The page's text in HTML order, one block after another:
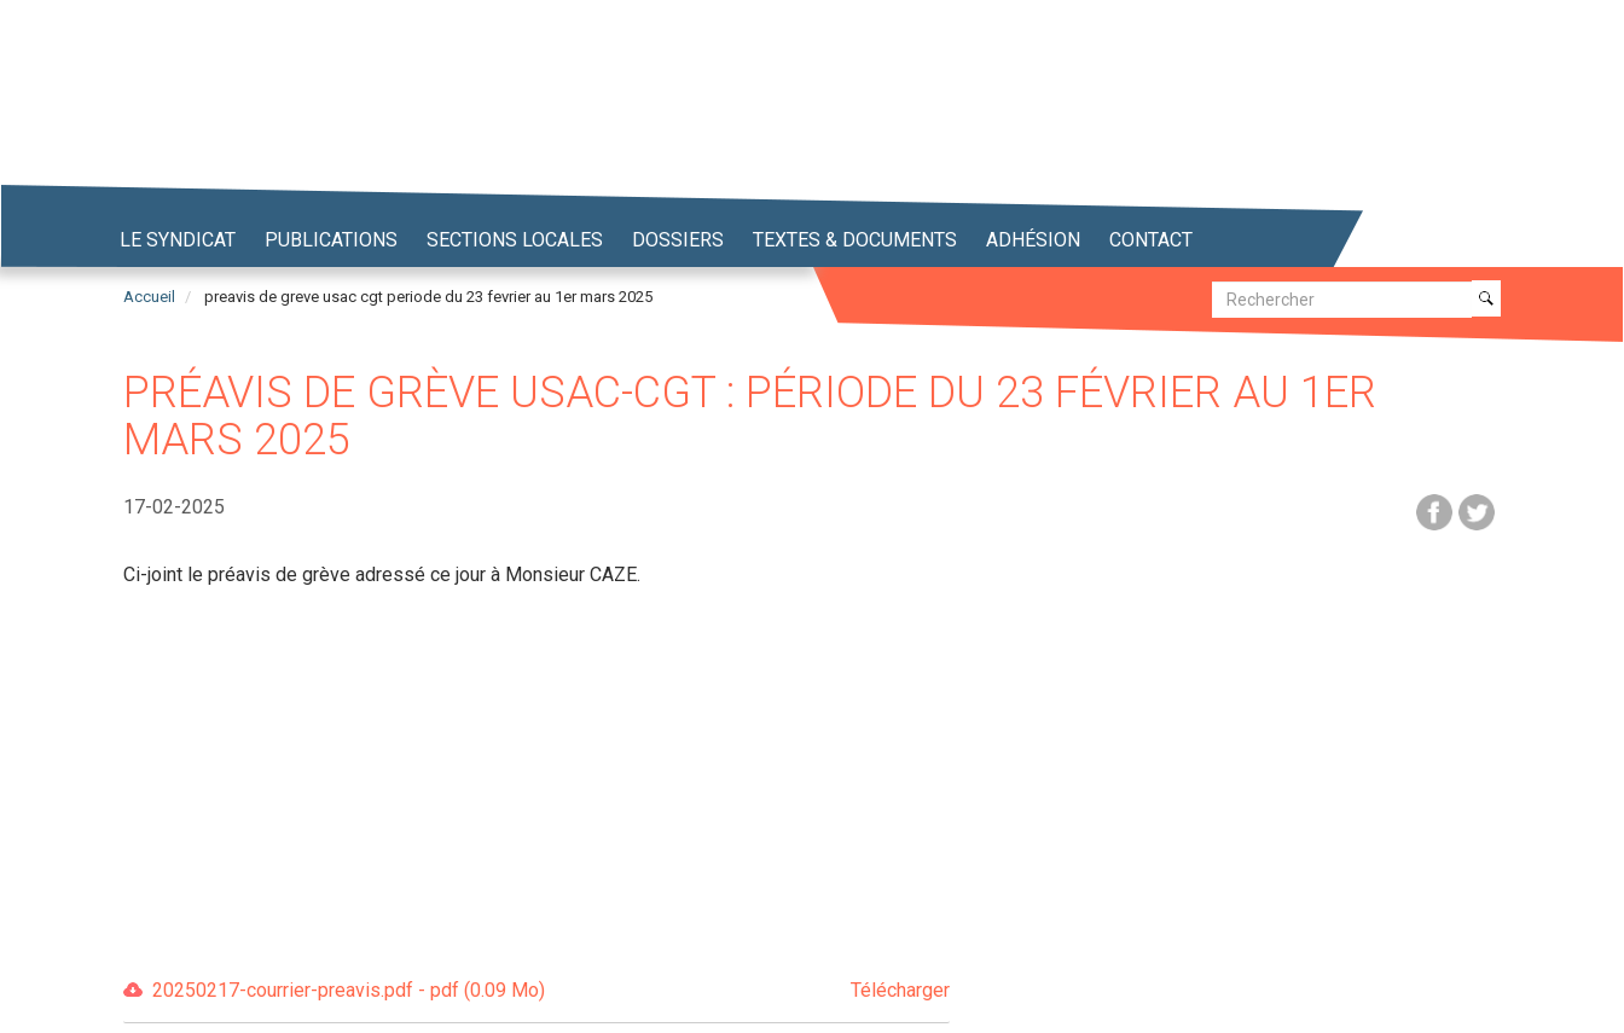
LE SYNDICAT PUBLICATIONS SECTIONS LOCALES DOSSIERS TEXTES & DOCUMENTS ADHÉSION CONTACT
Accueil preavis de greve usac cgt periode du 23 fevrier au 1er mars 2025 Recherche
Recherche
PRÉAVIS DE GRÈVE USAC-CGT : PÉRIODE DU 23 FÉVRIER AU 1ER
MARS 2025
17-02-2025
Ci-joint le préavis de grève adressé ce jour à Monsieur CAZE.
20250217-courrier-preavis.pdf - pdf (0.09 Mo) Télécharger